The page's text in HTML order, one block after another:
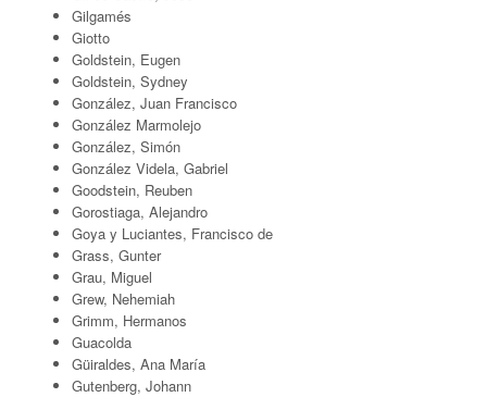
Gilgamés
Giotto
Goldstein, Eugen
Goldstein, Sydney
González, Juan Francisco
González Marmolejo
González, Simón
González Videla, Gabriel
Goodstein, Reuben
Gorostiaga, Alejandro
Goya y Luciantes, Francisco de
Grass, Gunter
Grau, Miguel
Grew, Nehemiah
Grimm, Hermanos
Guacolda
Güiraldes, Ana María
Gutenberg, Johann